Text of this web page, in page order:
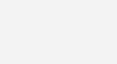
So gewannen die
2021 die
Holstein, 34 Turbinen in
Westfalen, 16 in Mecklenburg
In der Südhälfte sowie in